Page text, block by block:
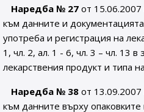
Наредба № 27 от 15.06.2007
към данните и
употреба и регистрация на
1, чл. 2, ал. 1 - 6, чл. 3 – чл. 13 в
лекарствения продукт и типа
Наредба № 38от 13.09.2007
към данните върху опаковките